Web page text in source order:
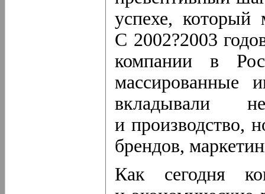
успехе,
С 2002?2003
компании в
массированные
вкладывали
и производство,
брендов,
Как сегодня